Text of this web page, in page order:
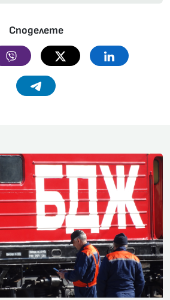
Споделете
Viber Twitter Linkedin
Telegram